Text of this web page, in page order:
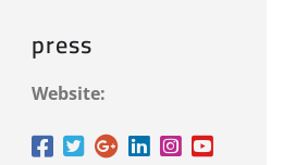
press
Website: